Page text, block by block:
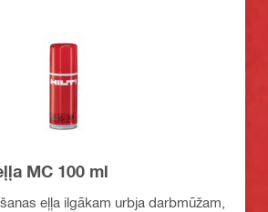
MC 100 ml
eļļa ilgākam urbja darbmūžam,